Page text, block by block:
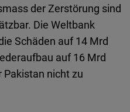
der Zerstörung sind
Die Weltbank
Schäden auf 14 Mrd
auf 16 Mrd
Pakistan nicht zu